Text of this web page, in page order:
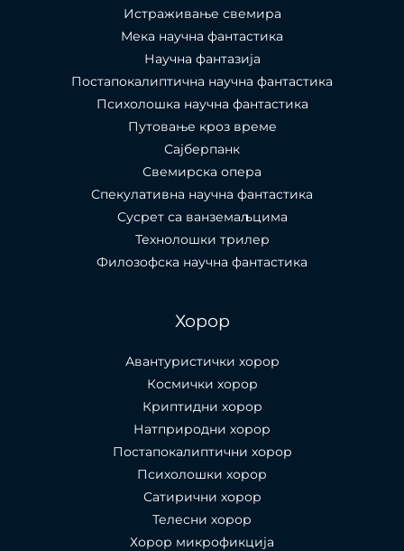
Истраживање свемира
Мека научна фантастика
Научна фантазија
Постапокалиптична научна фантастика
Психолошка научна фантастика
Путовање кроз време
Сајберпанк
Свемирска опера
Спекулативна научна фантастика
Сусрет са ванземаљцима
Технолошки трилер
Филозофска научна фантастика
Хорор
Авантуристички хорор
Космички хорор
Криптидни хорор
Натприродни хорор
Постапокалиптични хорор
Психолошки хорор
Сатирични хорор
Телесни хорор
Хорор микрофикција